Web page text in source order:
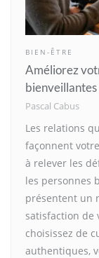
BIEN-ÊTRE
Améliorez
bienveillantes
Pascal Cabus
Les relations
façonnent
à relever les
les personnes
présentent un
satisfaction de
choisissez de
authentiques,